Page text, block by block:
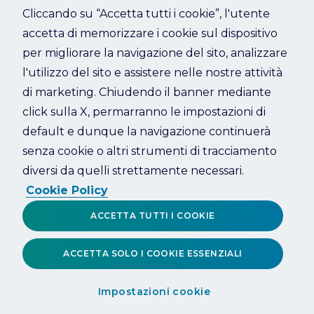
Refresh
Cliccando su “Accetta tutti i cookie”, l'utente
accetta di memorizzare i cookie sul dispositivo
per migliorare la navigazione del sito, analizzare
l'utilizzo del sito e assistere nelle nostre attività
di marketing. Chiudendo il banner mediante
click sulla X, permarranno le impostazioni di
default e dunque la navigazione continuerà
senza cookie o altri strumenti di tracciamento
diversi da quelli strettamente necessari.
Cookie Policy
Impostazioni cookie
ACCETTA SOLO I COOKIE ESSENZIALI
ACCETTA TUTTI I COOKIE